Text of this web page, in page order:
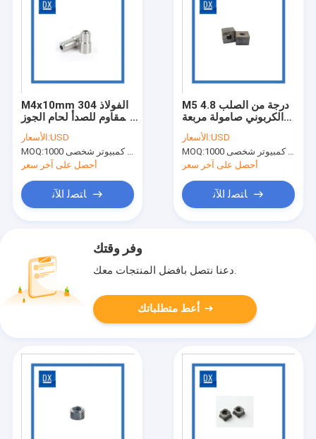
M4x10mm 304 الفولاذ
المقاوم للصدأ لحام الجوز
الموسعة جولة الجوز لحام
الجوز الأسعار:USD
MOQ:
جهاز كمبيوتر شخصى 1000
أحصل على آخر سعر
ﺎﺘﺼﻟ ﺍﻶﻧ
M5 4.8 درجة من الصلب
الكربوني صامولة مربعة
إيجابيات وسلبيات صامولة
لحام صامولة مربعة
الأسعار:USD
MOQ:
جهاز كمبيوتر شخصى 1000
أحصل على آخر سعر
ﺎﺘﺼﻟ ﺍﻶﻧ
وفر وقتك
دعنا نتصل بأفضل المنتجات معك.
أعط متطلباتك